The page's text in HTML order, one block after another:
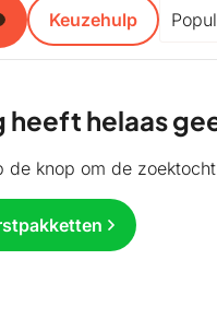
Keuzehulp
heeft helaas
de knop om de